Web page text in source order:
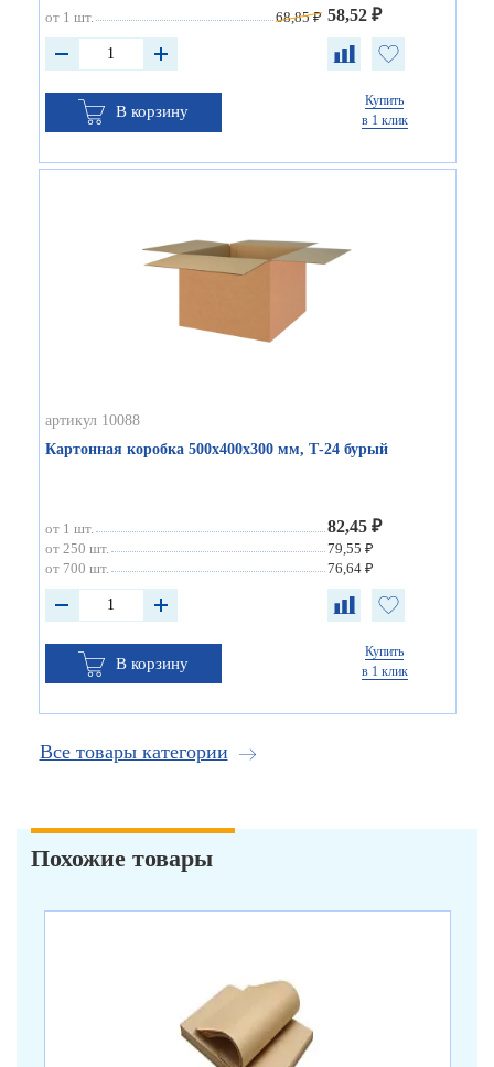
от 1 шт. 68,85 ₽ 58,52 ₽
В корзину
Купить
в 1 клик
артикул 10088
Картонная коробка 500х400х300 мм, Т-24 бурый
от 1 шт. 82,45 ₽
от 250 шт.
79,55 ₽
от 700 шт.
76,64 ₽
В корзину
Купить
в 1 клик
Все товары категории
Похожие товары